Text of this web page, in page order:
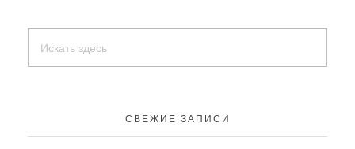
СВЕЖИЕ ЗАПИСИ